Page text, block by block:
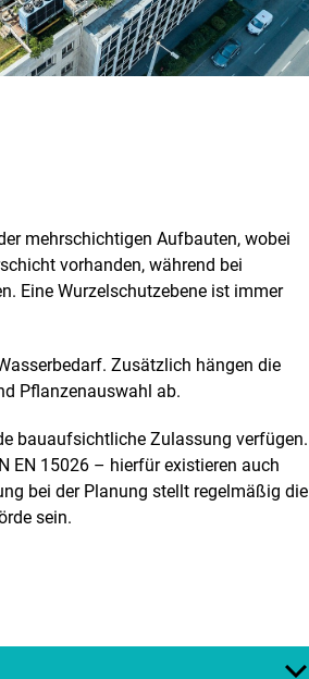
mehrschichtigen Aufbauten, wobei
vorhanden, während bei
Eine Wurzelschutzebene ist immer
Zusätzlich hängen die
Pflanzenauswahl ab.
bauaufsichtliche Zulassung verfügen.
EN 15026 – hierfür existieren auch
bei der Planung stellt regelmäßig die
sein.